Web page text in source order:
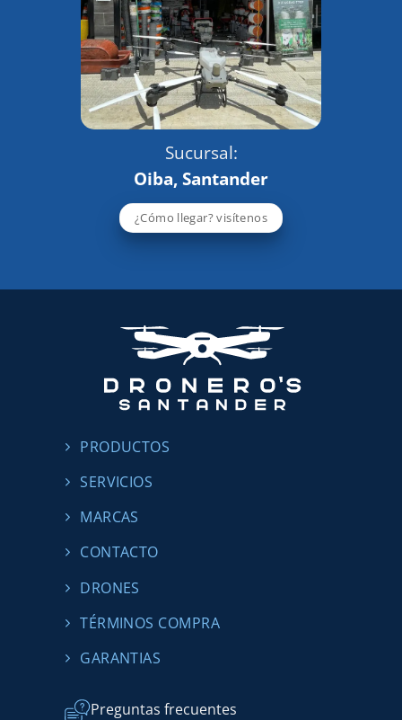
Sucursal:
Oiba, Santander
¿Cómo llegar? visítenos
PRODUCTOS
SERVICIOS
MARCAS
CONTACTO
DRONES
TÉRMINOS COMPRA
GARANTIAS
Preguntas frecuentes